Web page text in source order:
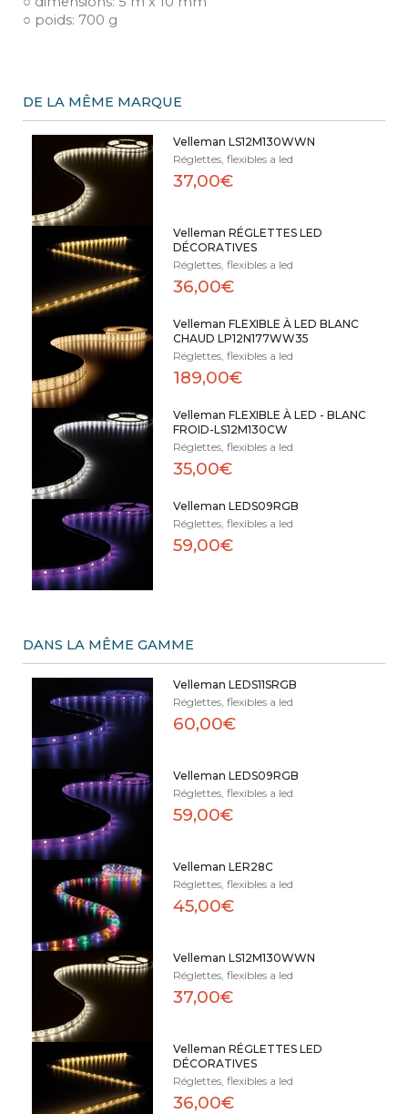
○ poids: 700 g
DE LA MÊME MARQUE
Velleman LS12M130WWN
Réglettes, flexibles a led
37,00€
Velleman RÉGLETTES LED
DÉCORATIVES
Réglettes, flexibles a led
36,00€
Velleman FLEXIBLE À LED BLANC
CHAUD LP12N177WW35
Réglettes, flexibles a led
189,00€
Velleman FLEXIBLE À LED - BLANC
FROID-LS12M130CW
Réglettes, flexibles a led
35,00€
Velleman LEDS09RGB
Réglettes, flexibles a led
59,00€
DANS LA MÊME GAMME
Velleman LEDS11SRGB
Réglettes, flexibles a led
60,00€
Velleman LEDS09RGB
Réglettes, flexibles a led
59,00€
Velleman LER28C
Réglettes, flexibles a led
45,00€
Velleman LS12M130WWN
Réglettes, flexibles a led
37,00€
Velleman RÉGLETTES LED
DÉCORATIVES
Réglettes, flexibles a led
36,00€